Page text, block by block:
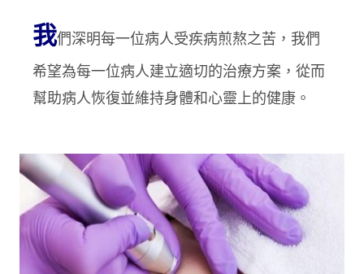
我們深明每一位病人受疾病煎熬之苦，我們
希望為每一位病人建立適切的治療方案，從而
幫助病人恢復並維持身體和心靈上的健康。